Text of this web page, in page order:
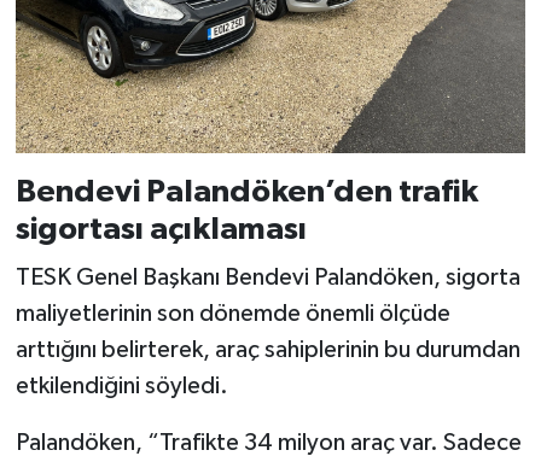
Bendevi Palandöken’den trafik
sigortası açıklaması
TESK Genel Başkanı Bendevi Palandöken, sigorta
maliyetlerinin son dönemde önemli ölçüde
arttığını belirterek, araç sahiplerinin bu durumdan
etkilendiğini söyledi.
Palandöken, “Trafikte 34 milyon araç var. Sadece